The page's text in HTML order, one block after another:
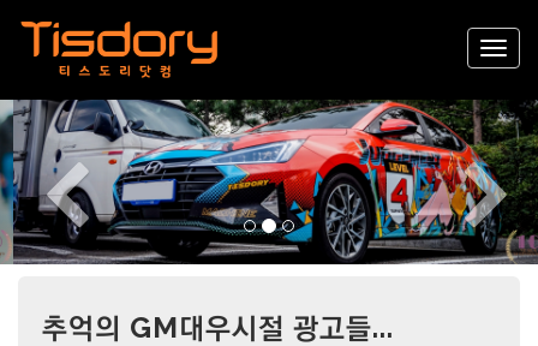
Previous
추억의 GM대우시절 광고들...